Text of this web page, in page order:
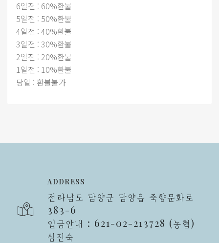
6일전 : 60%환불
5일전 : 50%환불
4일전 : 40%환불
3일전 : 30%환불
2일전 : 20%환불
1일전 : 10%환불
당일 : 환불불가
ADDRESS
전라남도 담양군 담양읍 죽향문화로
383-6
입금안내 : 621-02-213728 (농협)
심진숙